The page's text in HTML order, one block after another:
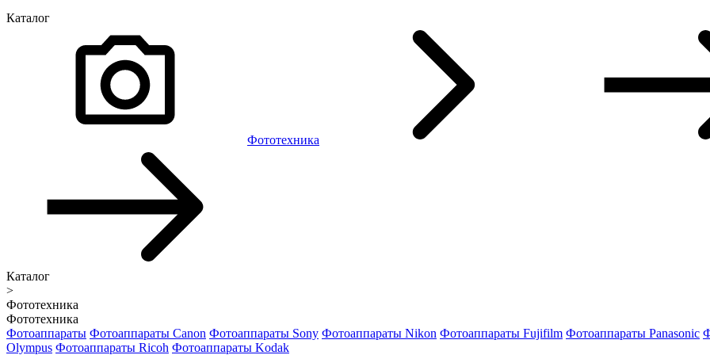
Каталог
Фототехника
Каталог
>
Фототехника
Фототехника
Фотоаппараты Фотоаппараты Canon Фотоаппараты Sony Фотоаппараты Nikon Фотоаппараты Fujifilm Фотоаппараты Panasonic
Olympus Фотоаппараты Ricoh Фотоаппараты Kodak